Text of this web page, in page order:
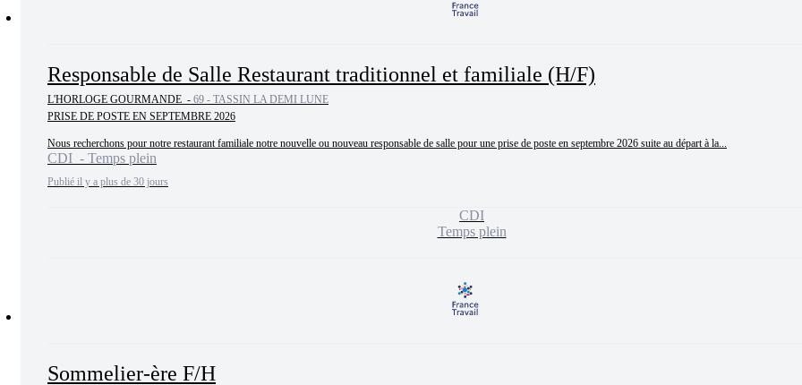
Responsable de Salle Restaurant traditionnel et familiale (H/F)
L'HORLOGE GOURMANDE - 69 - TASSIN LA DEMI LUNE
PRISE DE POSTE EN SEPTEMBRE 2026
Nous recherchons pour notre restaurant familiale notre nouvelle ou nouveau responsable de salle pour une prise de poste en septembre 2026 suite au départ à la...
CDI - Temps plein
Publié il y a plus de 30 jours
CDI
Temps plein
Sommelier-ère F/H